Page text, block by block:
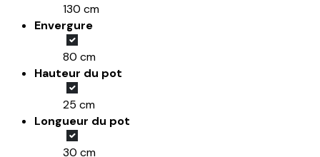
130 cm
Envergure
80 cm
Hauteur du pot
25 cm
Longueur du pot
30 cm